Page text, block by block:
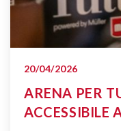
20/04/2026
ARENA PER
ACCESSIBILE